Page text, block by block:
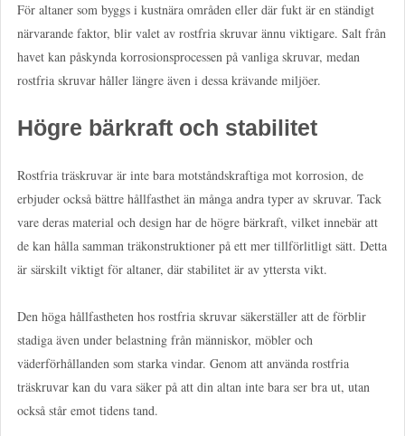
För altaner som byggs i kustnära områden eller där fukt är en ständigt
närvarande faktor, blir valet av rostfria skruvar ännu viktigare. Salt från
havet kan påskynda korrosionsprocessen på vanliga skruvar, medan
rostfria skruvar håller längre även i dessa krävande miljöer.
Högre bärkraft och stabilitet
Rostfria träskruvar är inte bara motståndskraftiga mot korrosion, de
erbjuder också bättre hållfasthet än många andra typer av skruvar. Tack
vare deras material och design har de högre bärkraft, vilket innebär att
de kan hålla samman träkonstruktioner på ett mer tillförlitligt sätt. Detta
är särskilt viktigt för altaner, där stabilitet är av yttersta vikt.
Den höga hållfastheten hos rostfria skruvar säkerställer att de förblir
stadiga även under belastning från människor, möbler och
väderförhållanden som starka vindar. Genom att använda rostfria
träskruvar kan du vara säker på att din altan inte bara ser bra ut, utan
också står emot tidens tand.